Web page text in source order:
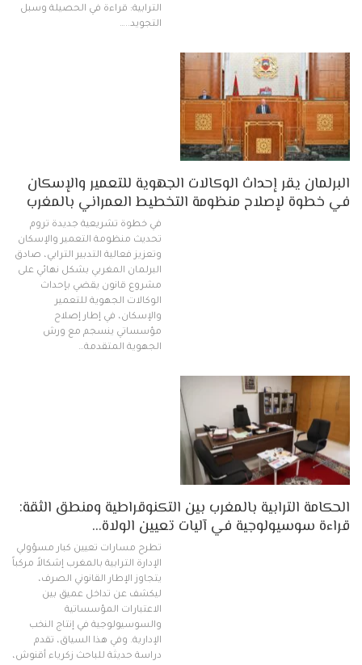
الترابية: قراءة في الحصيلة وسبل
التجويد..…
البرلمان يقر إحداث الوكالات الجهوية للتعمير والإسكان
في خطوة لإصلاح منظومة التخطيط العمراني بالمغرب
في خطوة تشريعية جديدة تروم
تحديث منظومة التعمير والإسكان
وتعزيز فعالية التدبير الترابي، صادق
البرلمان المغربي بشكل نهائي على
مشروع قانون يقضي بإحداث
الوكالات الجهوية للتعمير
والإسكان، في إطار إصلاح
مؤسساتي ينسجم مع ورش
الجهوية المتقدمة…
الحكامة الترابية بالمغرب بين التكنوقراطية ومنطق الثقة:
قراءة سوسيولوجية في آليات تعيين الولاة…
تطرح مسارات تعيين كبار مسؤولي
الإدارة الترابية بالمغرب إشكالاً مركباً
يتجاوز الإطار القانوني الصرف،
ليكشف عن تداخل عميق بين
الاعتبارات المؤسساتية
والسوسيولوجية في إنتاج النخب
الإدارية. وفي هذا السياق، تقدم
دراسة حديثة للباحث زكرياء أقنوش،